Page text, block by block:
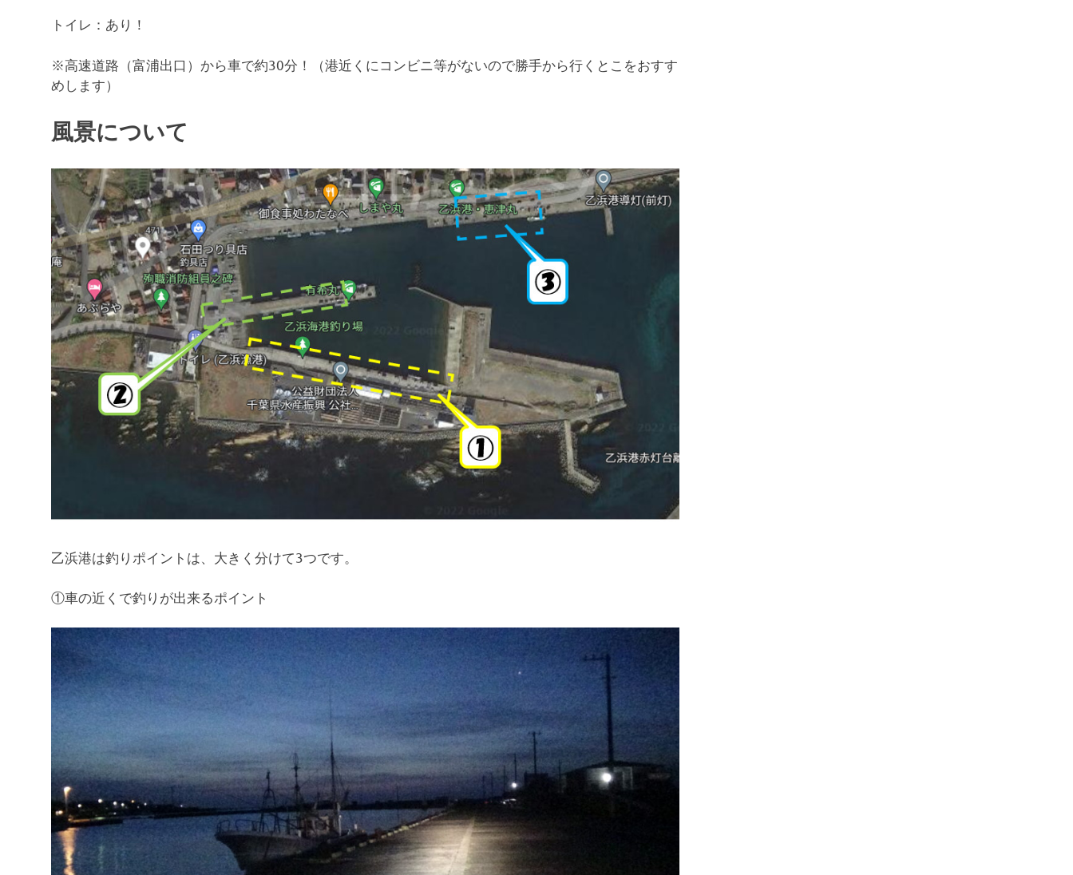
トイレ：あり！
※高速道路（富浦出口）から車で約30分！（港近くにコンビニ等がないので勝手から行くとこをおすす
めします）
風景について
乙浜港は釣りポイントは、大きく分けて3つです。
①車の近くで釣りが出来るポイント